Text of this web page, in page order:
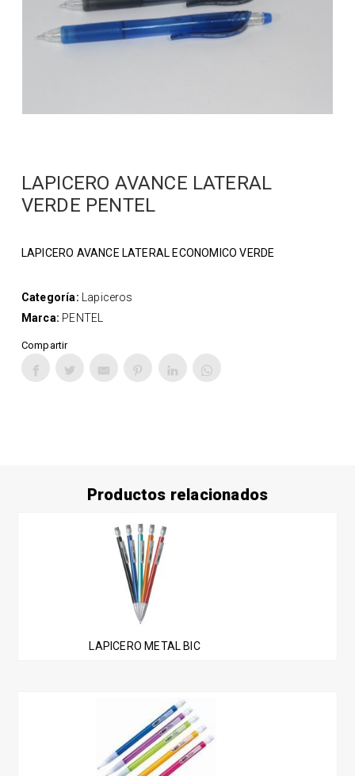
LAPICERO AVANCE LATERAL
VERDE PENTEL
LAPICERO AVANCE LATERAL ECONOMICO VERDE
Categoría:
Lapiceros
Marca: PENTEL
Compartir
Productos relacionados
LAPICERO METAL BIC